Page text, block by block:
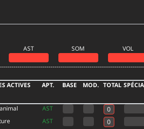
AST SOM
VOL
ACTIVES APT. BASE MOD. TOTAL
AST
AST